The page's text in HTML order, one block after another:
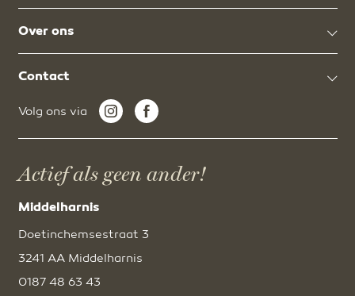
Over ons
Contact
Volg ons via
Actief als geen ander!
Middelharnis
Doetinchemsestraat 3
3241 AA Middelharnis
0187 48 63 43